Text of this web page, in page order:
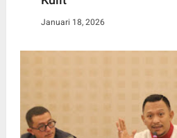
Januari 18, 2026